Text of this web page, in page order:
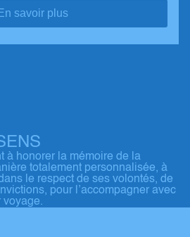
En savoir plus
à honorer la mémoire de la
totalement personnalisée, à
le respect de ses volontés, de
pour l’accompagner avec
voyage.